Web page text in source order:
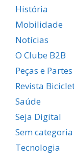
História
Mobilidade
Notícias
O Clube B2B
Peças e Partes
Revista
Saúde
Seja Digital
Sem categoria
Tecnologia